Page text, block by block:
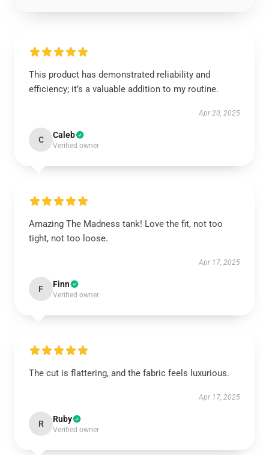
This product has demonstrated reliability and
efficiency; it’s a valuable addition to my routine.
Apr 20, 2025
C Caleb
Verified owner
Amazing The Madness tank! Love the fit, not too
tight, not too loose.
Apr 17, 2025
F Finn
Verified owner
The cut is flattering, and the fabric feels luxurious.
Apr 17, 2025
R Ruby
Verified owner